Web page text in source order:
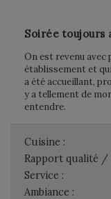
Soirée toujours
On est revenu
établissement et
a été accueillant,
y a tellement de
entendre.
Cuisine :
Rapport qualité /
Service :
Ambiance :